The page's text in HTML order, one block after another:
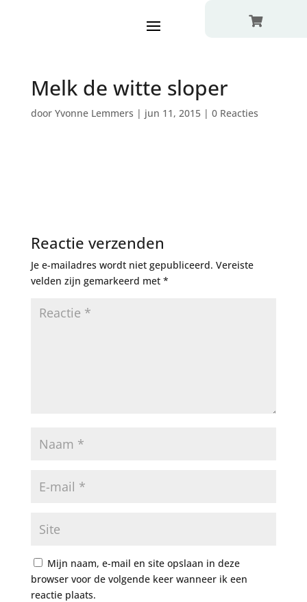

Melk de witte sloper
door Yvonne Lemmers | jun 11, 2015| 0 Reacties
Reactie verzenden
Je e-mailadres wordt niet gepubliceerd. Vereiste
velden zijn gemarkeerd met *
Mijn naam, e-mail en site opslaan in deze
browser voor de volgende keer wanneer ik een
reactie plaats.